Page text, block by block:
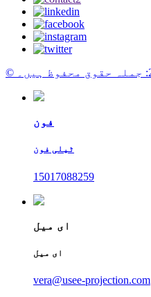
فون
ٹیلی فون
15017088259
ای میل
ای میل
vera@usee-projection.com